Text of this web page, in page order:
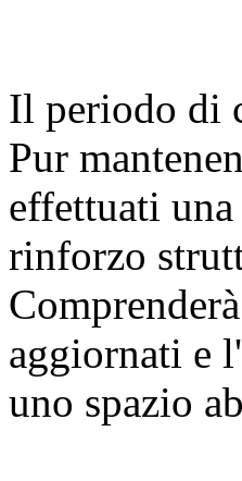
Il periodo di
Pur
effettuati
rinforzo
aggiornati e
uno spazio